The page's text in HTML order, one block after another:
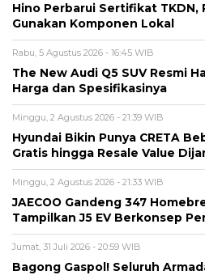
Hino Perbarui Sertifikat TKDN,
Gunakan Komponen Lokal
Rabu, 5 Agustus 2026 - 16:45 WIB
The New Audi Q5 SUV Resmi
Harga dan Spesifikasinya
Minggu, 2 Agustus 2026 - 21:39 WIB
Hyundai Bikin Punya CRETA
Gratis hingga Resale Value
Minggu, 2 Agustus 2026 - 21:33 WIB
JAECOO Gandeng 347
Tampilkan J5 EV Berkonsep
Jumat, 31 Juli 2026 - 20:59 WIB
Bagong Gaspol! Seluruh